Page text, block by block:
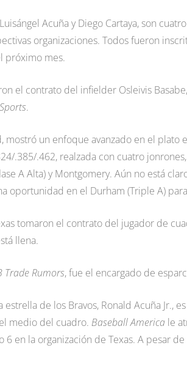
Acuña y Diego Cartaya, son
organizaciones. Todos fueron
próximo mes.
el contrato del infielder Osleivis
.
mostró un enfoque avanzado en el plato
.385/.462, realzada con cuatro
A Alta) y Montgomery. Aún no está
oportunidad en el Durham (Triple A)
tomaron el contrato del jugador de
llena.
Trade Rumors, fue el encargado de
de los Bravos, Ronald Acuña Jr.,
medio del cuadro. Baseball America le
en la organización de Texas. A pesar